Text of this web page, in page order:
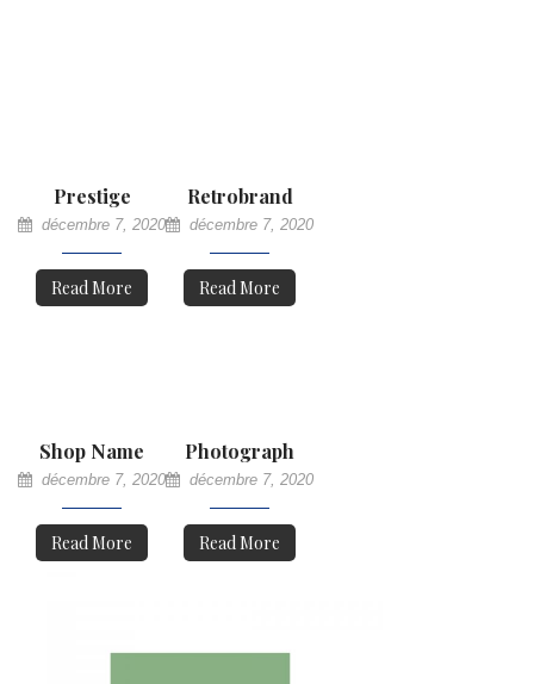
Prestige
décembre 7, 2020
Read More
Retrobrand
décembre 7, 2020
Read More
Shop Name
décembre 7, 2020
Read More
Photograph
décembre 7, 2020
Read More